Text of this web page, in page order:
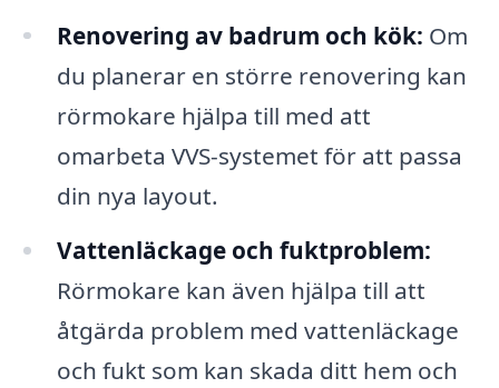
Renovering av badrum och kök: Om
du planerar en större renovering kan
rörmokare hjälpa till med att
omarbeta VVS-systemet för att passa
din nya layout.
Vattenläckage och fuktproblem:
Rörmokare kan även hjälpa till att
åtgärda problem med vattenläckage
och fukt som kan skada ditt hem och